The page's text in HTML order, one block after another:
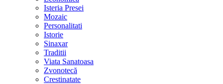
Isteria Presei
Mozaic
Personalitati
Istorie
Sinaxar
Traditii
Viata Sanatoasa
Zvonotecă
Crestinatate